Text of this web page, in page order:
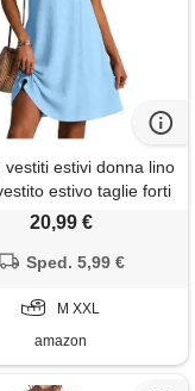
vestiti estivi donna lino
estivo taglie forti
estivi con scollo a
summer dresses for
azzurro xxl
20,99 €
Sped. 5,99 €
M XXL
amazon